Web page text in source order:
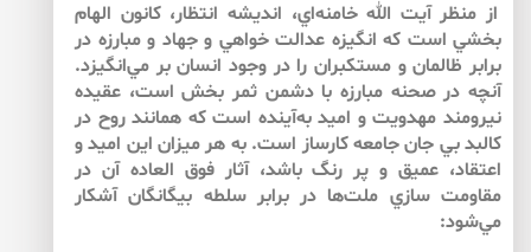
از منظر آيت الله خامنه‌اي، انديشه انتظار، كانون الهام
بخشي است كه انگيزه عدالت خواهي و جهاد و مبارزه در
برابر ظالمان و مستكبران را در وجود انسان بر مي‌انگيزد.
آنچه در صحنه مبارزه با دشمن ثمر بخش است، عقيده
نيرومند مهدويت و اميد به‌آينده است كه همانند روح در
كالبد بي جان جامعه كارساز است. به‌ هر ميزان اين اميد و
اعتقاد، عميق و پر رنگ باشد، آثار فوق العاده آن در
مقاومت سازي ملت‌ها در برابر سلطه بيگانگان آشكار
مي‌شود: